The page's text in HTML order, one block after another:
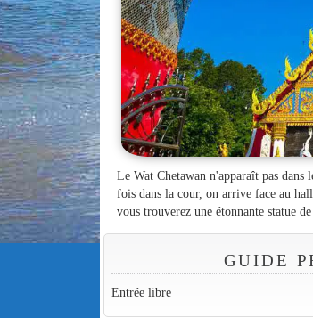
Le Wat Chetawan n'apparaît pas
fois dans la cour, on arrive face au
vous trouverez une étonnante statue
GUIDE
Entrée libre